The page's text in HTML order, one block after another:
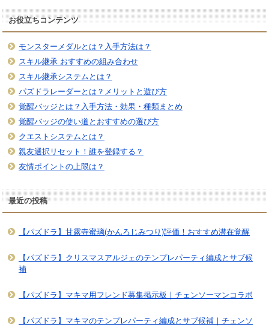
お役立ちコンテンツ
モンスターメダルとは？入手方法は？
スキル継承 おすすめの組み合わせ
スキル継承システムとは？
パズドラレーダーとは？メリットと遊び方
覚醒バッジとは？入手方法・効果・種類まとめ
覚醒バッジの使い道とおすすめの選び方
クエストシステムとは？
親友選択リセット！誰を登録する？
友情ポイントの上限は？
最近の投稿
【パズドラ】甘露寺蜜璃(かんろじみつり)評価！おすすめ潜在覚醒
【パズドラ】クリスマスアルジェのテンプレパーティ編成とサブ候
補
【パズドラ】マキマ用フレンド募集掲示板｜チェンソーマンコラボ
【パズドラ】マキマのテンプレパーティ編成とサブ候補｜チェンソ